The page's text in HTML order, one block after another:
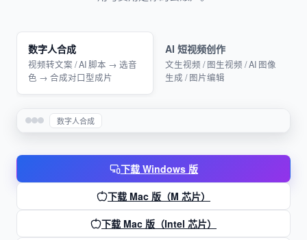
数字人合成
视频转文案 / AI 脚本 → 选音
色 → 合成对口型成片
AI 短视频创作
文生视频 / 图生视频 / AI 图像
生成 / 图片编辑
数字人合成
下载 Windows 版
下载 Mac 版（M 芯片）
下载 Mac 版（Intel 芯片）